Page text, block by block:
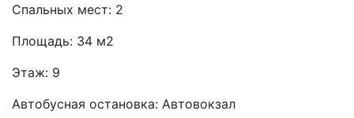
Спальных мест: 2
Площадь: 34 м2
Этаж: 9
Автобусная остановка: Автовокзал